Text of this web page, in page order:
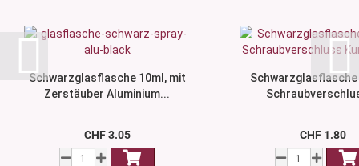
Schwarzglasflasche 10ml, mit
Zerstäuber Aluminium...
CHF 3.05
Schwarzglasflasche
CHF 1.80